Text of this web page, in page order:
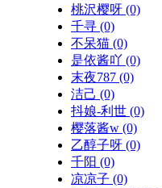
桃沢樱呀 (0)
千寻 (0)
不呆猫 (0)
是依酱吖 (0)
末夜787 (0)
洁己 (0)
抖娘-利世 (0)
樱落酱w (0)
乙醇子呀 (0)
千阳 (0)
凉凉子 (0)